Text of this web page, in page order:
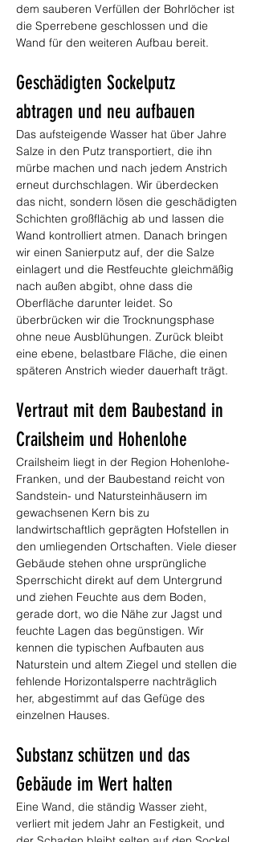
dem sauberen Verfüllen der Bohrlöcher ist
die Sperrebene geschlossen und die
Wand für den weiteren Aufbau bereit.
Geschädigten Sockelputz
abtragen und neu aufbauen
Das aufsteigende Wasser hat über Jahre
Salze in den Putz transportiert, die ihn
mürbe machen und nach jedem Anstrich
erneut durchschlagen. Wir überdecken
das nicht, sondern lösen die geschädigten
Schichten großflächig ab und lassen die
Wand kontrolliert atmen. Danach bringen
wir einen Sanierputz auf, der die Salze
einlagert und die Restfeuchte gleichmäßig
nach außen abgibt, ohne dass die
Oberfläche darunter leidet. So
überbrücken wir die Trocknungsphase
ohne neue Ausblühungen. Zurück bleibt
eine ebene, belastbare Fläche, die einen
späteren Anstrich wieder dauerhaft trägt.
Vertraut mit dem Baubestand in
Crailsheim und Hohenlohe
Crailsheim liegt in der Region Hohenlohe-
Franken, und der Baubestand reicht von
Sandstein- und Natursteinhäusern im
gewachsenen Kern bis zu
landwirtschaftlich geprägten Hofstellen in
den umliegenden Ortschaften. Viele dieser
Gebäude stehen ohne ursprüngliche
Sperrschicht direkt auf dem Untergrund
und ziehen Feuchte aus dem Boden,
gerade dort, wo die Nähe zur Jagst und
feuchte Lagen das begünstigen. Wir
kennen die typischen Aufbauten aus
Naturstein und altem Ziegel und stellen die
fehlende Horizontalsperre nachträglich
her, abgestimmt auf das Gefüge des
einzelnen Hauses.
Substanz schützen und das
Gebäude im Wert halten
Eine Wand, die ständig Wasser zieht,
verliert mit jedem Jahr an Festigkeit, und